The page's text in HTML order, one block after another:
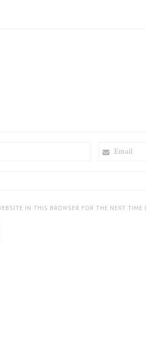
IN THIS BROWSER FOR THE NEXT TIME